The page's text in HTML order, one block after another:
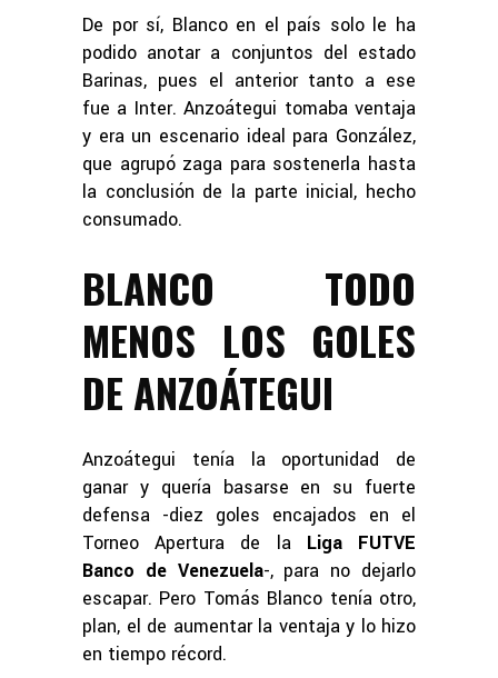
De por sí, Blanco en el país solo le ha
podido anotar a conjuntos del estado
Barinas, pues el anterior tanto a ese
fue a Inter. Anzoátegui tomaba ventaja
y era un escenario ideal para González,
que agrupó zaga para sostenerla hasta
la conclusión de la parte inicial, hecho
consumado.
BLANCO TODO
MENOS LOS GOLES
DE ANZOÁTEGUI
Anzoátegui tenía la oportunidad de
ganar y quería basarse en su fuerte
defensa -diez goles encajados en el
Torneo Apertura de la Liga FUTVE
Banco de Venezuela-, para no dejarlo
escapar. Pero Tomás Blanco tenía otro,
plan, el de aumentar la ventaja y lo hizo
en tiempo récord.